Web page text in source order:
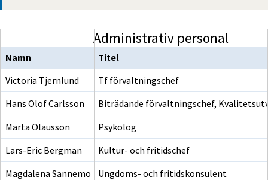
Administrativ personal
Titel
Tf förvaltningschef
Biträdande förvaltningschef,
Psykolog
Kultur- och fritidschef
Ungdoms- och fritidskonsulent
Namn
Victoria Tjernlund
Hans Olof Carlsson
Märta Olausson
Lars-Eric Bergman
Magdalena Sannemo